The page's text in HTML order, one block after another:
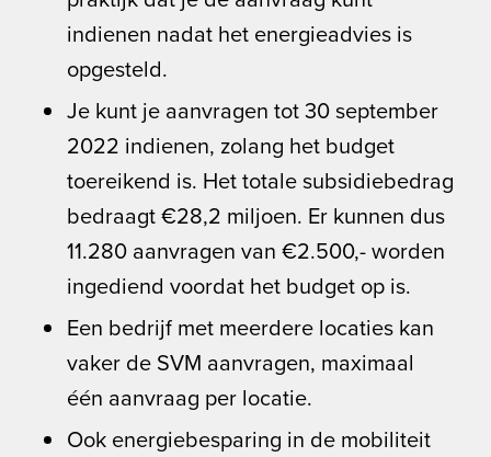
indienen nadat het energieadvies is
opgesteld.
Je kunt je aanvragen tot 30 september
2022 indienen, zolang het budget
toereikend is. Het totale subsidiebedrag
bedraagt €28,2 miljoen. Er kunnen dus
11.280 aanvragen van €2.500,- worden
ingediend voordat het budget op is.
Een bedrijf met meerdere locaties kan
vaker de SVM aanvragen, maximaal
één aanvraag per locatie.
Ook energiebesparing in de mobiliteit